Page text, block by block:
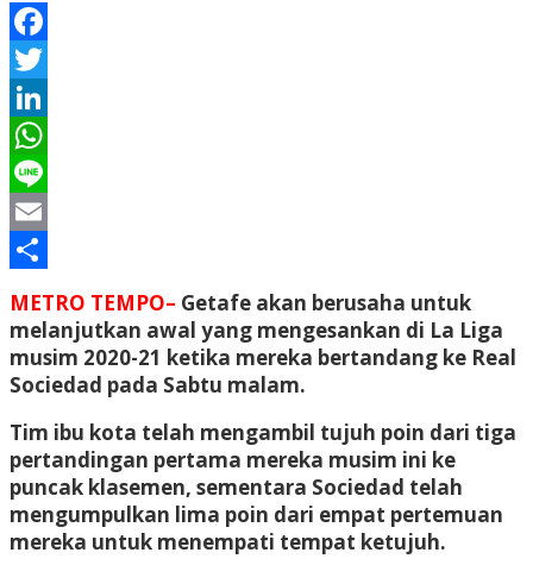
Facebook
Twitter
LinkedIn
WhatsApp
Line
Email
METRO TEMPO– Getafe akan berusaha untuk
melanjutkan awal yang mengesankan di La Liga
musim 2020-21 ketika mereka bertandang ke Real
Sociedad pada Sabtu malam.
Tim ibu kota telah mengambil tujuh poin dari tiga
pertandingan pertama mereka musim ini ke
puncak klasemen, sementara Sociedad telah
mengumpulkan lima poin dari empat pertemuan
mereka untuk menempati tempat ketujuh.